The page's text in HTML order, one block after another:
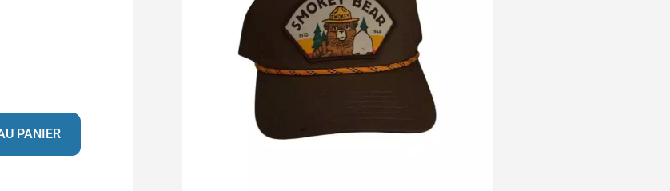
PANIER